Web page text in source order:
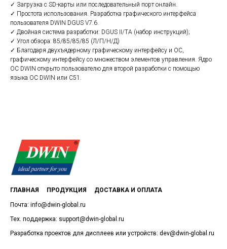
✓ Загрузка с SD-карты или последовательный порт онлайн.
✓ Простота использования. Разработка графического интерфейса
пользователя DWIN DGUS V7.6.
✓ Двойная система разработки: DGUS II/TA (набор инструкций);
✓ Угол обзора: 85/85/85/85 (Л/П/Н/Д)
✓ Благодаря двухъядерному графическому интерфейсу и ОС,
графическому интерфейсу со множеством элементов управления. Ядро
ОС DWIN открыто пользователю для второй разработки с помощью
языка ОС DWIN или C51.
ГЛАВНАЯ ПРОДУКЦИЯ ДОСТАВКА И ОПЛАТА
Почта: info@dwin-global.ru
Тех. поддержка: support@dwin-global.ru
Разработка проектов для дисплеев или устройств: dev@dwin-global.ru